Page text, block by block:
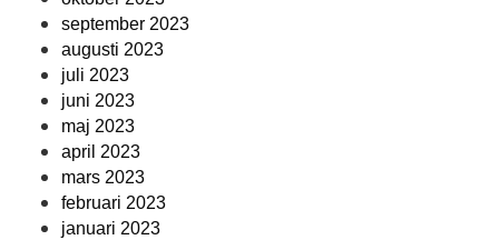
september 2023
augusti 2023
juli 2023
juni 2023
maj 2023
april 2023
mars 2023
februari 2023
januari 2023